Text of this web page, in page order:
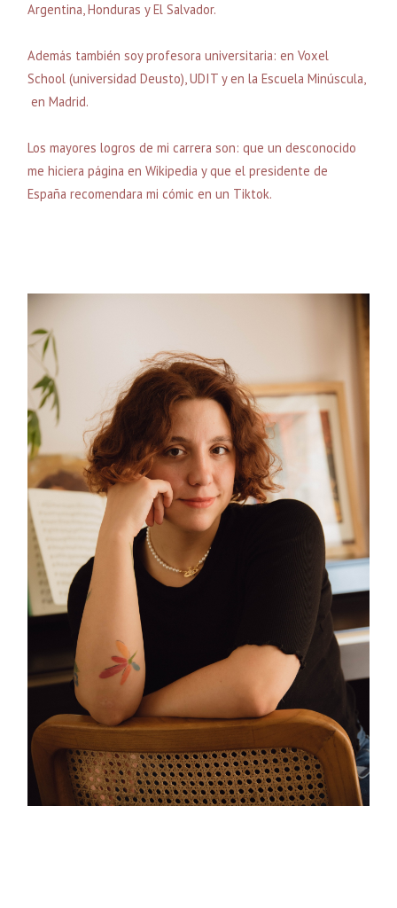
Argentina, Honduras y El Salvador.
Además también soy profesora universitaria: en Voxel
School (universidad Deusto), UDIT y en la Escuela Minúscula,
en Madrid.
Los mayores logros de mi carrera son: que un desconocido
me hiciera página en Wikipedia y que el presidente de
España recomendara mi cómic en un Tiktok.